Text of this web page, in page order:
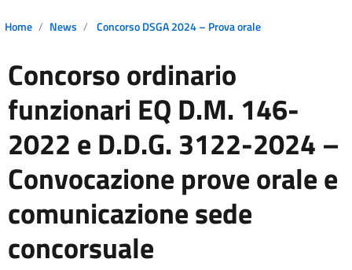
Home News Concorso DSGA 2024 – Prova orale
Concorso ordinario
funzionari EQ D.M. 146-
2022 e D.D.G. 3122-2024 –
Convocazione prove orale e
comunicazione sede
concorsuale